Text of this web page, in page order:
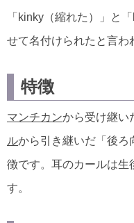
「kinky（縮れた）」と
せて名付けられたと言わ
特徴
マンチカンから受け継い
ルから引き継いだ「後ろ
徴です。耳のカールは生
す。